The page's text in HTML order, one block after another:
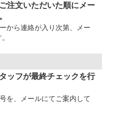
注文いただいた順にメー
から連絡が入り次第、メー
ッフが最終チェックを行
を、メールにてご案内して